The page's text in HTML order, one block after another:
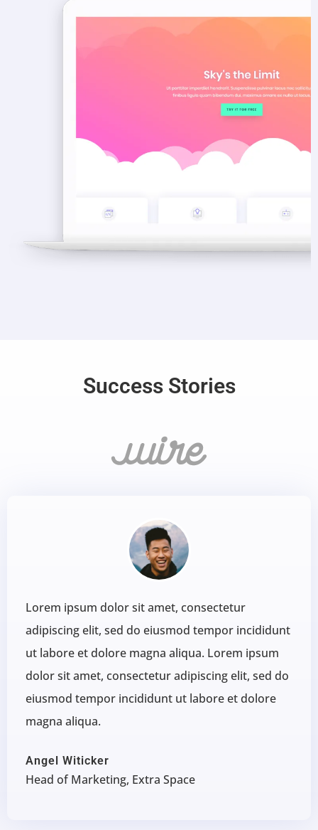
Success Stories
Lorem ipsum dolor sit amet, consectetur
adipiscing elit, sed do eiusmod tempor incididunt
ut labore et dolore magna aliqua. Lorem ipsum
dolor sit amet, consectetur adipiscing elit, sed do
eiusmod tempor incididunt ut labore et dolore
magna aliqua.
Angel Witicker
Head of Marketing, Extra Space